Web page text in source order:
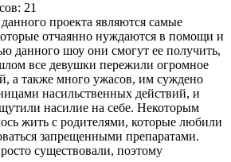
21
проекта являются самые
отчаянно нуждаются в помощи и
данного шоу они смогут ее получить,
все девушки пережили огромное
а также много ужасов, им суждено
насильственных действий, и
насилие на себе. Некоторым
жить с родителями, которые любили
запрещенными препаратами.
существовали, поэтому